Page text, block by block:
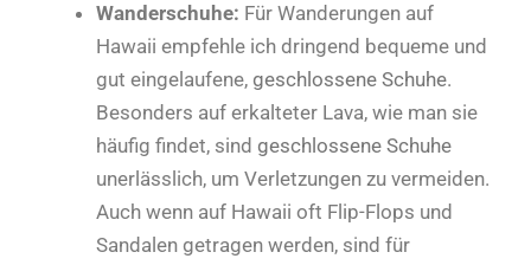
Wanderschuhe: Für Wanderungen auf
Hawaii empfehle ich dringend bequeme und
gut eingelaufene, geschlossene Schuhe.
Besonders auf erkalteter Lava, wie man sie
häufig findet, sind geschlossene Schuhe
unerlässlich, um Verletzungen zu vermeiden.
Auch wenn auf Hawaii oft Flip-Flops und
Sandalen getragen werden, sind für